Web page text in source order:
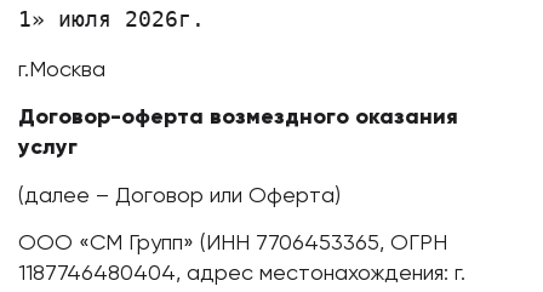
1» июля 2026г.
г.Москва
Договор-оферта возмездного оказания
услуг
(далее – Договор или Оферта)
ООО «СМ Групп» (ИНН 7706453365, ОГРН
1187746480404, адрес местонахождения: г.